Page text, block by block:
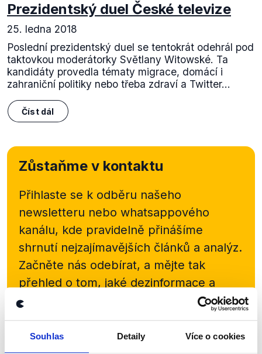
Souhlas Detaily Více o cookies
Prezidentský duel České televize
25. ledna 2018
Poslední prezidentský duel se tentokrát odehrál pod
taktovkou moderátorky Světlany Witowské. Ta
kandidáty provedla tématy migrace, domácí i
zahraniční politiky nebo třeba zdraví a Twitter...
Číst dál
Zůstaňme v kontaktu
Přihlaste se k odběru našeho
newsletteru nebo whatsappového
kanálu, kde pravidelně přinášíme
shrnutí nejzajímavějších článků a analýz.
Začněte nás odebírat, a mějte tak
přehled o tom, jaké dezinformace a
nepravdy se zrovna v Česku šíří.
Newsletter WhatsApp